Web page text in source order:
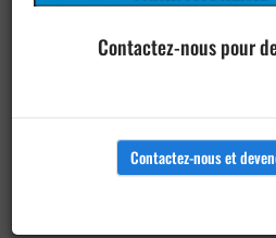
Contactez-nous pour
Contactez-nous et